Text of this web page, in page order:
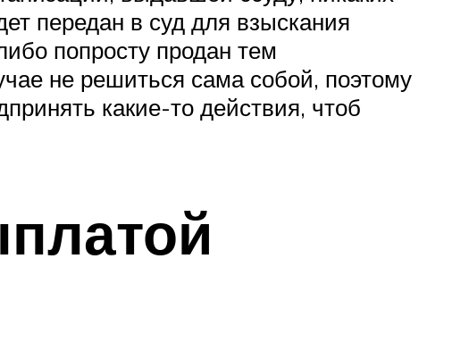
передан в суд для взыскания
попросту продан тем
не решиться сама собой, поэтому
какие-то действия, чтоб